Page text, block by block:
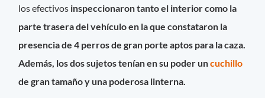
los efectivos inspeccionaron tanto el interior como la
parte trasera del vehículo en la que constataron la
presencia de 4 perros de gran porte aptos para la caza.
Además, los dos sujetos tenían en su poder uncuchillo
de gran tamaño y una poderosa linterna.